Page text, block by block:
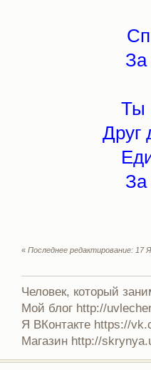
За
Ты
Друг
За
«Последнее редактирование: 17
Человек, который
Мой блог http://
Я ВКонтакте https://
Магазин http://